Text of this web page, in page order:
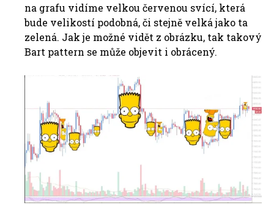
na grafu vidíme velkou červenou svící, která
bude velikostí podobná, či stejně velká jako ta
zelená. Jak je možné vidět z obrázku, tak takový
Bart pattern se může objevit i obrácený.